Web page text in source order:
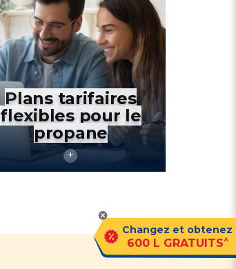
Plans tarifaires
flexibles pour le
propane
Changez et obtenez
600 L GRATUITS^